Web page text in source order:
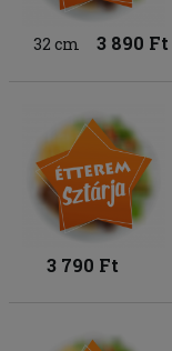
32 cm 3 890 Ft
3 790 Ft